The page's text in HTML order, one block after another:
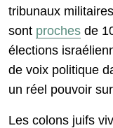
tribunaux
sont proches de
élections
de voix politique
un réel pouvoir
Les colons juifs